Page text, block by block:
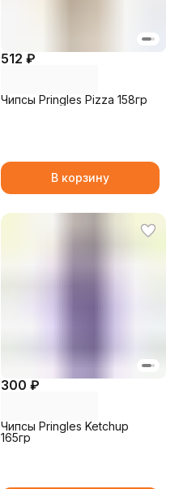
512 ₽
Чипсы Pringles Pizza 158гр
В корзину
300 ₽
Чипсы Pringles Ketchup
165гр